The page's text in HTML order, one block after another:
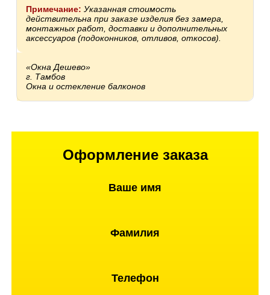
Примечание: Указанная стоимость
действительна при заказе изделия без замера,
монтажных работ, доставки и дополнительных
аксессуаров (подоконников, отливов, откосов).
«Окна Дешево»
г. Тамбов
Окна и остекление балконов
Оформление заказа
Ваше имя
Фамилия
Телефон